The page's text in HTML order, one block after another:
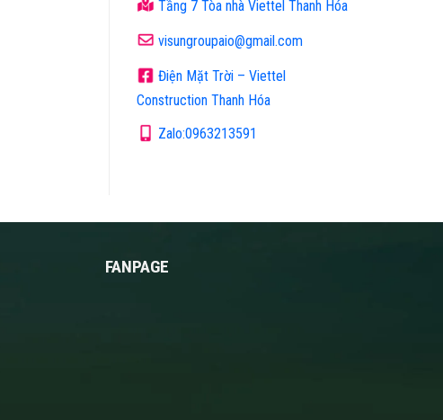
Tầng 7 Tòa nhà Viettel Thanh Hóa
visungroupaio@gmail.com
Điện Mặt Trời – Viettel
Construction Thanh Hóa
Zalo:0963213591
FANPAGE